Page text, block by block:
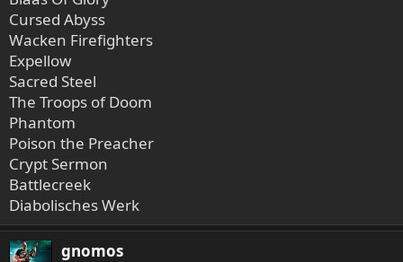
Cursed Abyss
Wacken Firefighters
Expellow
Sacred Steel
The Troops of Doom
Phantom
Poison the Preacher
Crypt Sermon
Battlecreek
Diabolisches Werk
gnomos